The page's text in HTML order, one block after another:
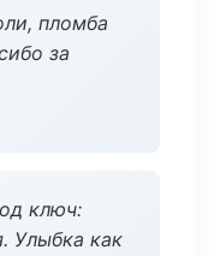
пломба
за
ключ:
Улыбка как